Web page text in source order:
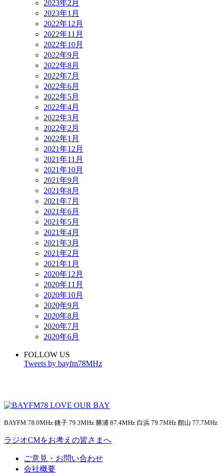
2023年2月
2023年1月
2022年12月
2022年11月
2022年10月
2022年9月
2022年8月
2022年7月
2022年6月
2022年5月
2022年4月
2022年3月
2022年2月
2022年1月
2021年12月
2021年11月
2021年10月
2021年9月
2021年8月
2021年7月
2021年6月
2021年5月
2021年4月
2021年3月
2021年2月
2021年1月
2020年12月
2020年11月
2020年10月
2020年9月
2020年8月
2020年7月
2020年6月
FOLLOW US
Tweets by bayfm78MHz
BAYFM 78.0MHz 銚子 79.3MHz 勝浦 87.4MHz 白浜 79.7MHz 館山 77.7MHz
ラジオCMをお考えの皆さまへ
ご意見・お問い合わせ
会社概要